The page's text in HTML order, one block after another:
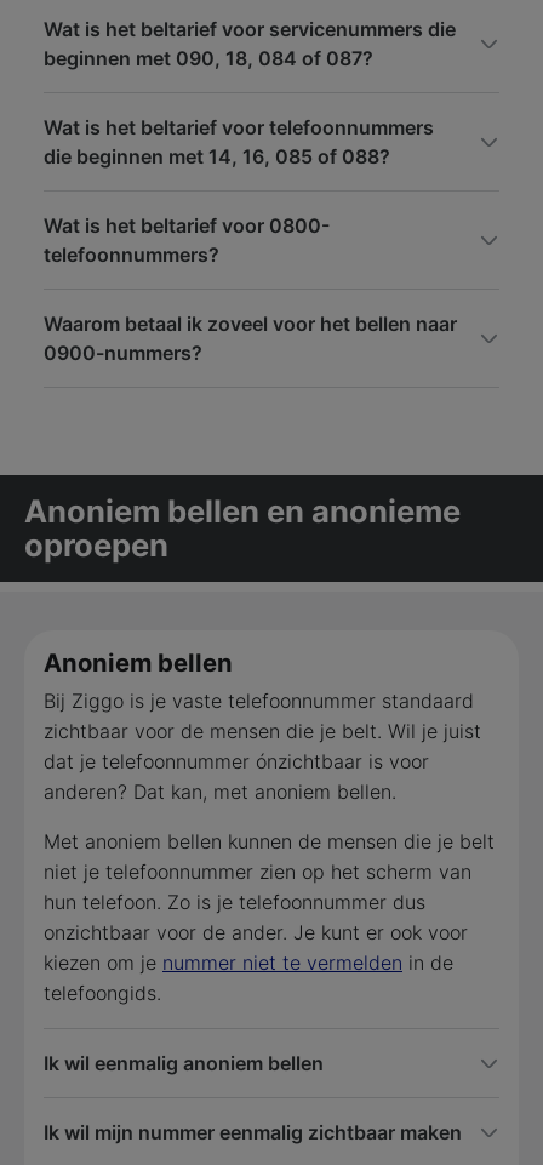
Wat is het beltarief voor servicenummers die
beginnen met 090, 18, 084 of 087?
Wat is het beltarief voor telefoonnummers
die beginnen met 14, 16, 085 of 088?
Wat is het beltarief voor 0800-
telefoonnummers?
Waarom betaal ik zoveel voor het bellen naar
0900-nummers?
Anoniem bellen en anonieme
oproepen
Anoniem bellen
Bij Ziggo is je vaste telefoonnummer standaard
zichtbaar voor de mensen die je belt. Wil je juist
dat je telefoonnummer ónzichtbaar is voor
anderen? Dat kan, met anoniem bellen.
Met anoniem bellen kunnen de mensen die je belt
niet je telefoonnummer zien op het scherm van
hun telefoon. Zo is je telefoonnummer dus
onzichtbaar voor de ander. Je kunt er ook voor
kiezen om je nummer niet te vermelden in de
telefoongids.
Ik wil eenmalig anoniem bellen
Ik wil mijn nummer eenmalig zichtbaar maken